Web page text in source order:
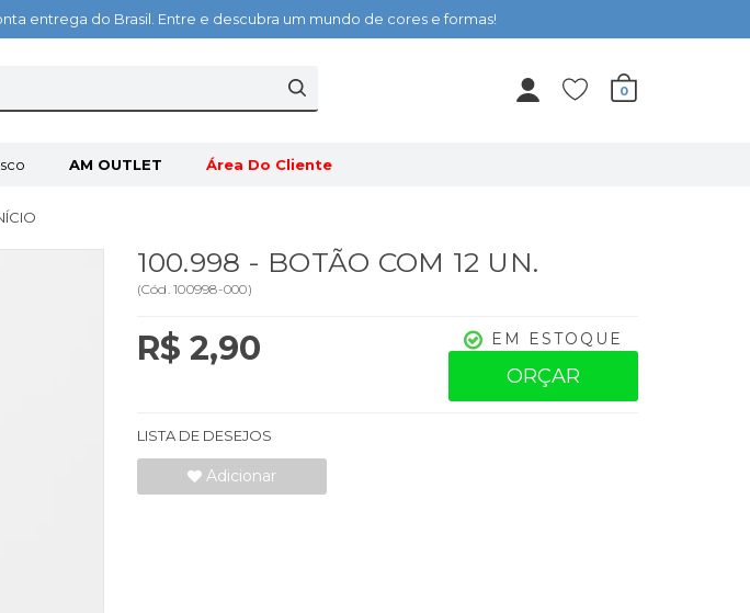
entrega do Brasil. Entre e descubra um mundo de cores e formas!
0
AM OUTLET Área Do Cliente
100.998 - BOTÃO COM 12 UN.
(Cód. 100998-000)
R$ 2,90 EM ESTOQUE
ORÇAR
LISTA DE DESEJOS
Adicionar